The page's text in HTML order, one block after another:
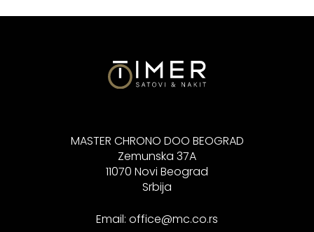
MASTER CHRONO DOO BEOGRAD
Zemunska 37A
11070 Novi Beograd
Srbija
Email: office@mc.co.rs